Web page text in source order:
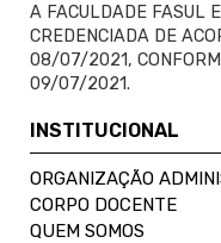
A FACULDADE FASUL
CREDENCIADA DE
08/07/2021,
09/07/2021.
INSTITUCIONAL
ORGANIZAÇÃO
CORPO DOCENTE
QUEM SOMOS